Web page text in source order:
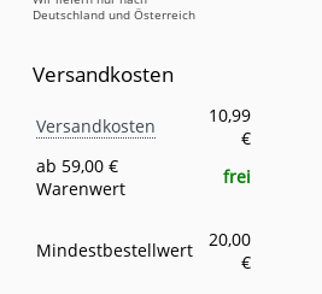
Deutschland und Österreich
Versandkosten
Eigenschaft
Versandkosten
10,99
€
ab 59,00 €
Warenwert
frei
Mindestbestellwert
20,00
€